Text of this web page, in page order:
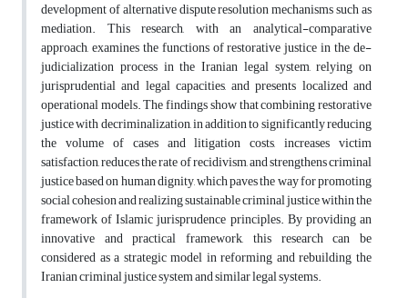
development of alternative dispute resolution mechanisms such as
mediation. This research, with an analytical-comparative
approach, examines the functions of restorative justice in the de-
judicialization process in the Iranian legal system, relying on
jurisprudential and legal capacities, and presents localized and
operational models. The findings show that combining restorative
justice with decriminalization, in addition to significantly reducing
the volume of cases and litigation costs, increases victim
satisfaction, reduces the rate of recidivism, and strengthens criminal
justice based on human dignity, which paves the way for promoting
social cohesion and realizing sustainable criminal justice within the
framework of Islamic jurisprudence principles. By providing an
innovative and practical framework, this research can be
considered as a strategic model in reforming and rebuilding the
Iranian criminal justice system and similar legal systems.